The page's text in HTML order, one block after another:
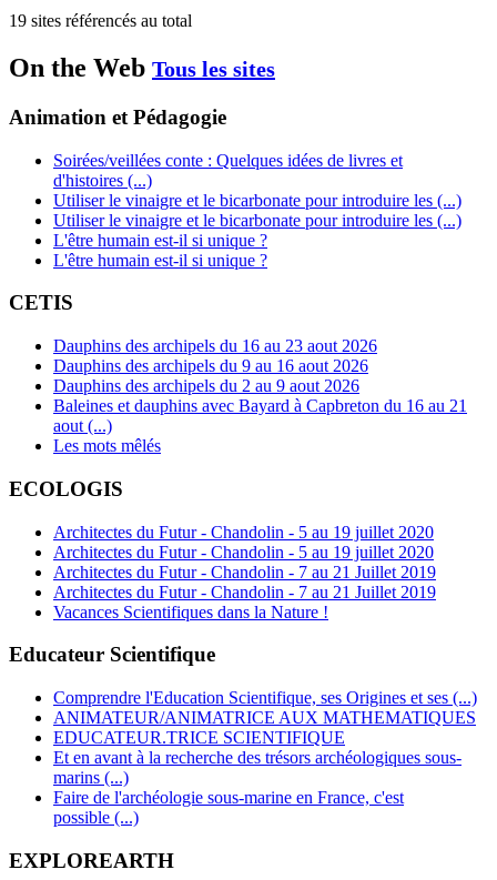
19 sites référencés au total
On the Web Tous les sites
Animation et Pédagogie
Soirées/veillées conte : Quelques idées de livres et
d'histoires (...)
Utiliser le vinaigre et le bicarbonate pour introduire les (...)
Utiliser le vinaigre et le bicarbonate pour introduire les (...)
L'être humain est-il si unique ?
L'être humain est-il si unique ?
CETIS
Dauphins des archipels du 16 au 23 aout 2026
Dauphins des archipels du 9 au 16 aout 2026
Dauphins des archipels du 2 au 9 aout 2026
Baleines et dauphins avec Bayard à Capbreton du 16 au 21
aout (...)
Les mots mêlés
ECOLOGIS
Architectes du Futur - Chandolin - 5 au 19 juillet 2020
Architectes du Futur - Chandolin - 5 au 19 juillet 2020
Architectes du Futur - Chandolin - 7 au 21 Juillet 2019
Architectes du Futur - Chandolin - 7 au 21 Juillet 2019
Vacances Scientifiques dans la Nature !
Educateur Scientifique
Comprendre l'Education Scientifique, ses Origines et ses (...)
ANIMATEUR/ANIMATRICE AUX MATHEMATIQUES
EDUCATEUR.TRICE SCIENTIFIQUE
Et en avant à la recherche des trésors archéologiques sous-
marins (...)
Faire de l'archéologie sous-marine en France, c'est
possible (...)
EXPLOREARTH